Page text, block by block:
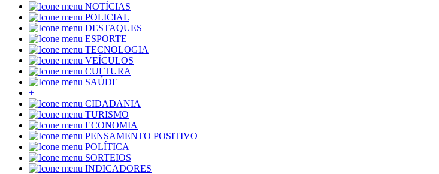
NOTÍCIAS
POLICIAL
DESTAQUES
ESPORTE
TECNOLOGIA
VEÍCULOS
CULTURA
SAÚDE
+
CIDADANIA
TURISMO
ECONOMIA
PENSAMENTO POSITIVO
POLÍTICA
SORTEIOS
INDICADORES